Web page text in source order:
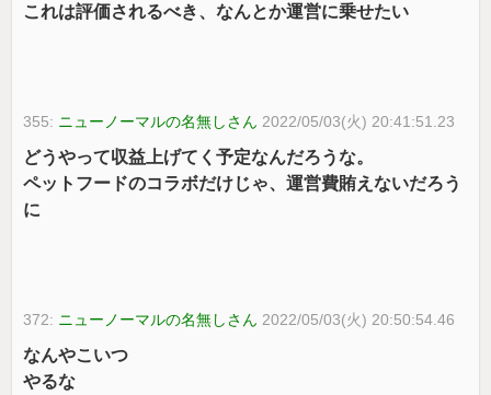
これは評価されるべき、なんとか運営に乗せたい
355: ニューノーマルの名無しさん 2022/05/03(火) 20:41:51.23
どうやって収益上げてく予定なんだろうな。
ペットフードのコラボだけじゃ、運営費賄えないだろう
に
372: ニューノーマルの名無しさん 2022/05/03(火) 20:50:54.46
なんやこいつ
やるな